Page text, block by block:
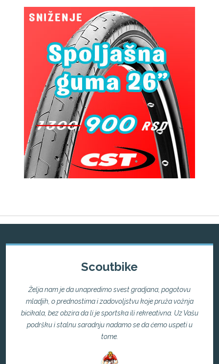
Scoutbike
Želja nam je da unapredimo svest gradjana, pogotovu
mladjih, o prednostima i zadovoljstvu koje pruža vožnja
bicikala, bez obzira da li je sportska ili rekreativna. Uz Vašu
podršku i stalnu saradnju nadamo se da ćemo uspeti u
tome.